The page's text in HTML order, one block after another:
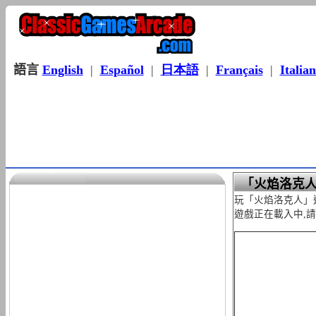
語言 English| Español| 日本語| Français|
「火焰洛克
玩「火焰洛克人
遊戲正在載入中,